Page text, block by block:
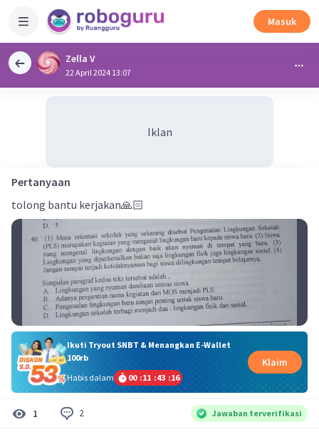
Masuk
Zella V
22 April 2024 13:07
Iklan
Pertanyaan
tolong bantu kerjakan🙏🏻
Ikuti Tryout SNBT & Menangkan E-Wallet
100rb
Habis dalam
00 :11 :43 :16
Klaim
1 2 Jawaban terverifikasi